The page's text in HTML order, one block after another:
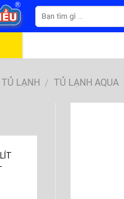
TỦ LẠNH / TỦ LẠNH AQUA